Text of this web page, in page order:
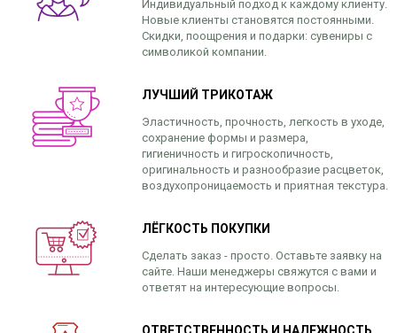
Индивидуальный подход к каждому клиенту.
Новые клиенты становятся постоянными.
Скидки, поощрения и подарки: сувениры с
символикой компании.
ЛУЧШИЙ ТРИКОТАЖ
Эластичность, прочность, легкость в уходе,
сохранение формы и размера,
гигиеничность и гигроскопичность,
оригинальность и разнообразие расцветок,
воздухопроницаемость и приятная текстура.
ЛЁГКОСТЬ ПОКУПКИ
Сделать заказ - просто. Оставьте заявку на
сайте. Наши менеджеры свяжутся с вами и
ответят на интересующие вопросы.